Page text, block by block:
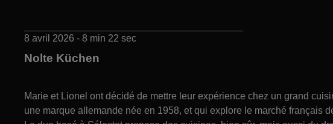
8 avril 2026 - 8 min 22 sec
Nolte Küchen
Marie et Lionel ont décidé de mettre leur expérience chez un grand
une marque allemande née en 1958, et qui explore le marché français